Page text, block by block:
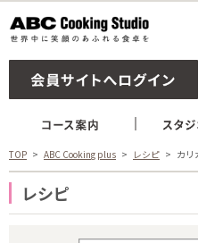
TOP ABC Cooking plus レシピ カリ
レシピ